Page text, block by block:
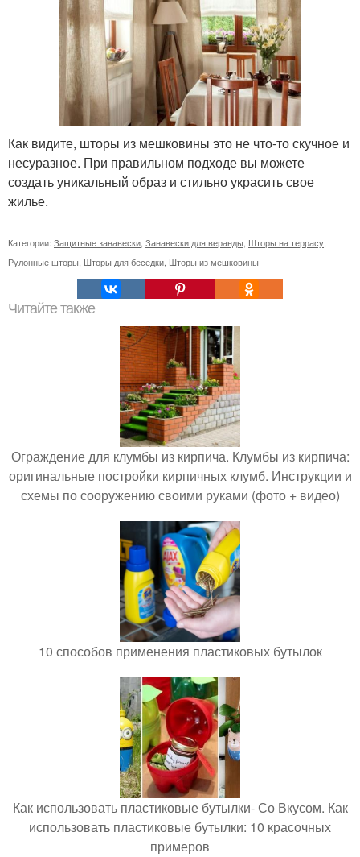
Как видите, шторы из мешковины это не что-то скучное и
несуразное. При правильном подходе вы можете
создать уникальный образ и стильно украсить свое
жилье.
Категории: Защитные занавески, Занавески для веранды, Шторы на террасу,
Рулонные шторы, Шторы для беседки, Шторы из мешковины
Читайте также
Ограждение для клумбы из кирпича. Клумбы из кирпича:
оригинальные постройки кирпичных клумб. Инструкции и
схемы по сооружению своими руками (фото + видео)
10 способов применения пластиковых бутылок
Как использовать пластиковые бутылки- Со Вкусом. Как
использовать пластиковые бутылки: 10 красочных
примеров